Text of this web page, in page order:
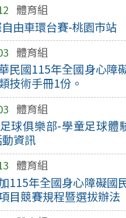
體育組
由車環台賽-桃園市站
體育組
民國115年全國身心障
技術手冊1份。
體育組
球俱樂部-學童足球體
資訊
體育組
115年全國身心障礙國
目競賽規程暨選拔辦法